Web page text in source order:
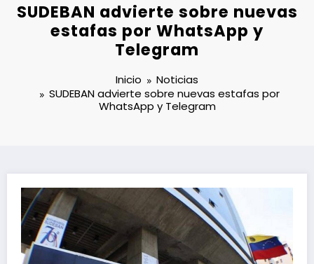
SUDEBAN advierte sobre nuevas
estafas por WhatsApp y
Telegram
Inicio
Noticias
SUDEBAN advierte sobre nuevas estafas por
WhatsApp y Telegram